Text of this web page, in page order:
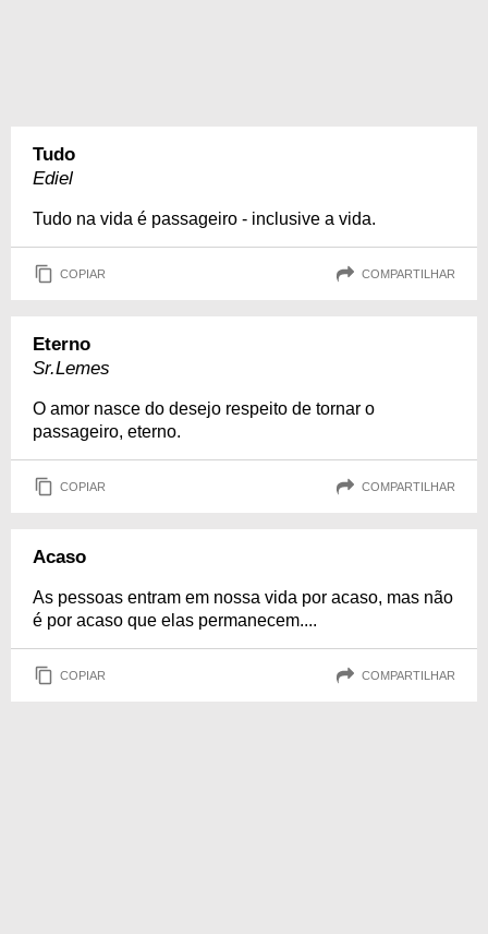
Tudo
Ediel
Tudo na vida é passageiro - inclusive a vida.
COPIAR COMPARTILHAR
Eterno
Sr.Lemes
O amor nasce do desejo respeito de tornar o
passageiro, eterno.
COPIAR COMPARTILHAR
Acaso
As pessoas entram em nossa vida por acaso, mas não
é por acaso que elas permanecem....
COPIAR COMPARTILHAR